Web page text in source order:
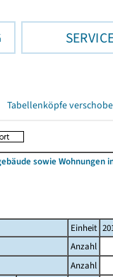
Tabellenköpfe
sowie
Einheit
Anzahl
Anzahl